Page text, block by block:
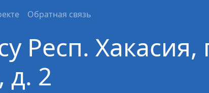
Обратная связь
Респ. Хакасия,
д. 2